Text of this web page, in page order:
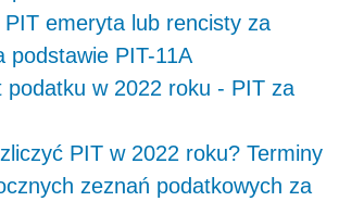
PIT emeryta lub rencisty za
podstawie PIT-11A
podatku w 2022 roku - PIT za
PIT w 2022 roku? Terminy
zeznań podatkowych za